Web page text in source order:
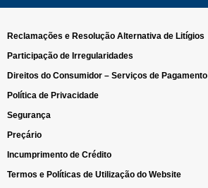
Reclamações e Resolução Alternativa de Litígios
Participação de Irregularidades
Direitos do Consumidor – Serviços de Pagamento
Política de Privacidade
Segurança
Preçário
Incumprimento de Crédito
Termos e Políticas de Utilização do Website